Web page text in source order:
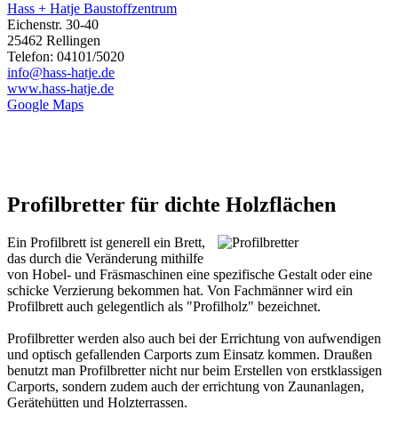
Hass + Hatje Baustoffzentrum
Eichenstr. 30-40
25462 Rellingen
Telefon: 04101/5020
info@hass-hatje.de
www.hass-hatje.de
Google Maps
Profilbretter für dichte Holzflächen
Ein Profilbrett ist generell ein Brett,
das durch die Veränderung mithilfe
von Hobel- und Fräsmaschinen eine spezifische Gestalt oder eine
schicke Verzierung bekommen hat. Von Fachmänner wird ein
Profilbrett auch gelegentlich als "Profilholz" bezeichnet.
Profilbretter werden also auch bei der Errichtung von aufwendigen
und optisch gefallenden Carports zum Einsatz kommen. Draußen
benutzt man Profilbretter nicht nur beim Erstellen von erstklassigen
Carports, sondern zudem auch der errichtung von Zaunanlagen,
Gerätehütten und Holzterrassen.